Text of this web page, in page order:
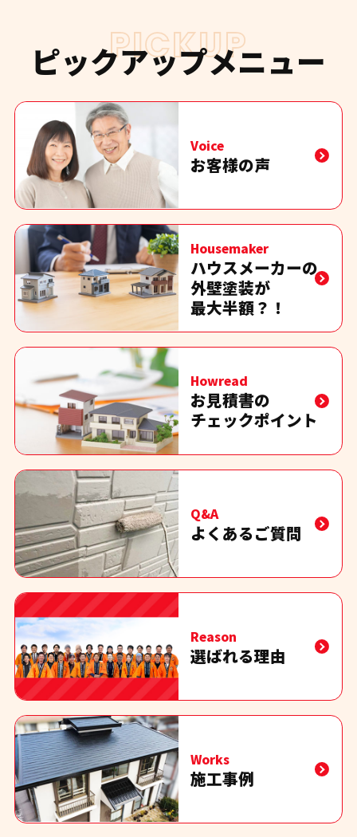
PICKUP
ピックアップメニュー
Voice
お客様の声
Housemaker
ハウスメーカーの
外壁塗装が
最大半額？！
Howread
お見積書の
チェックポイント
Q&A
よくあるご質問
Reason
選ばれる理由
Works
施工事例